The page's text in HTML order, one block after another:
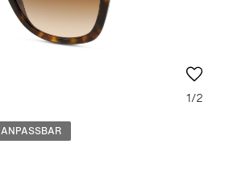
1/2
ANPASSBAR